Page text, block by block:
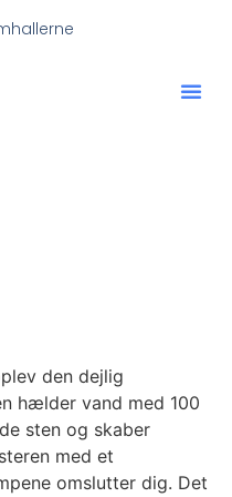
den dejlig
hælder vand med 100
sten og skaber
med et
omslutter dig. Det